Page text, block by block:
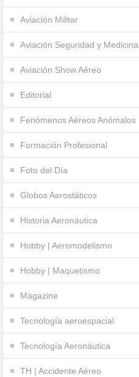
Aviación Militar
Aviación Seguridad y Medicina
Aviación Show Aéreo
Editorial
Fenómenos Aéreos Anómalos
Formación Profesional
Foto del Día
Globos Aerostáticos
Historia Aeronáutica
Hobby | Aeromodelismo
Hobby | Maquetismo
Magazine
Tecnología aeroespacial
Tecnología Aeronáutica
TH | Accidente Aéreo